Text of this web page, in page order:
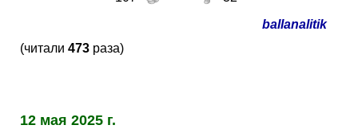
ballanalitik
(читали 473 раза)
12 мая 2025 г.